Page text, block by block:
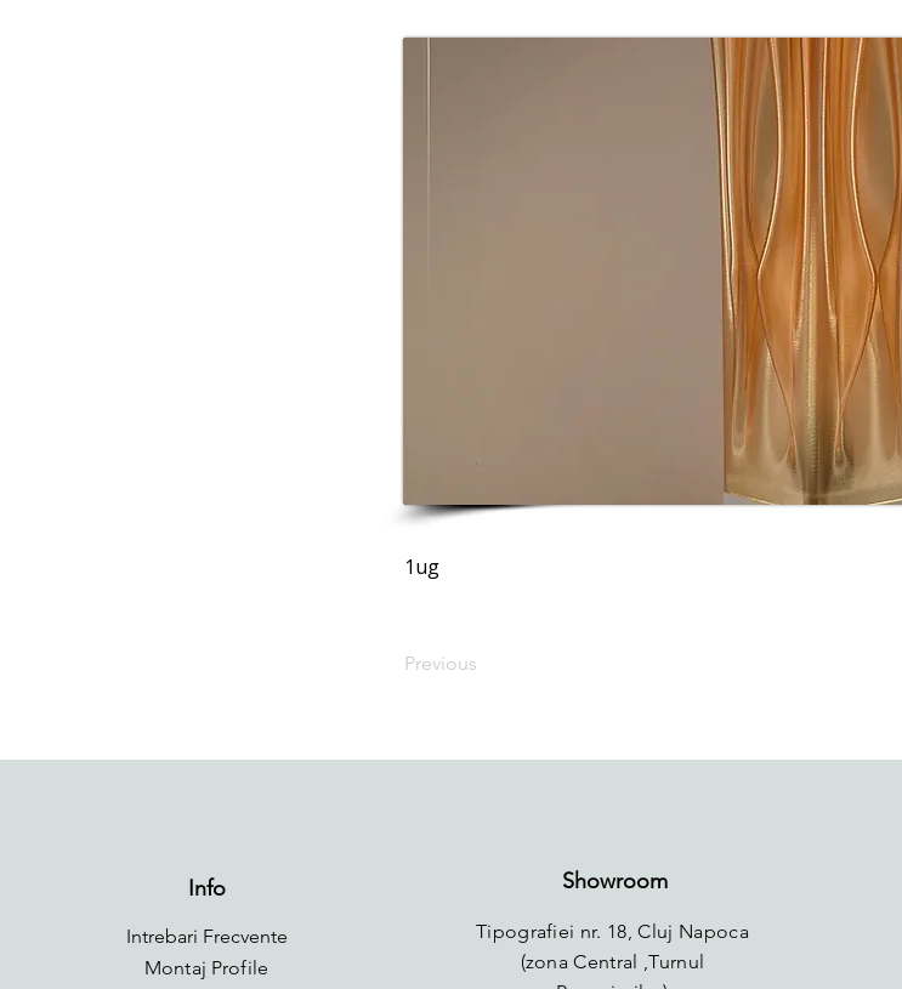
1ug
Previous
Info
Intrebari Frecvente
Montaj Profile
Showroom
Tipografiei nr. 18, Cluj Napoca
(zona Central ,Turnul